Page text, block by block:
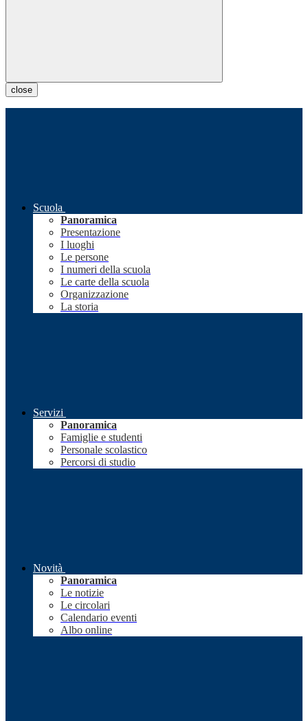
close
Scuola
Panoramica
Presentazione
I luoghi
Le persone
I numeri della scuola
Le carte della scuola
Organizzazione
La storia
Servizi
Panoramica
Famiglie e studenti
Personale scolastico
Percorsi di studio
Novità
Panoramica
Le notizie
Le circolari
Calendario eventi
Albo online